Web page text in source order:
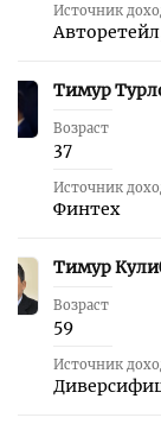
Источник
4 Тимур
Возраст
37
Источник
Финтех
5 Тимур
Возраст
59
Источник